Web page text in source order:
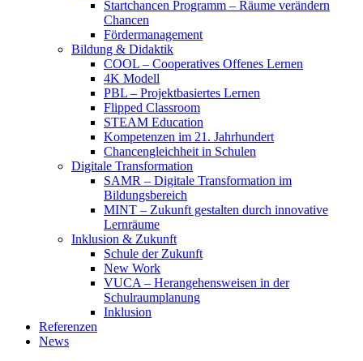
Startchancen Programm – Räume verändern
Chancen
Fördermanagement
Bildung & Didaktik
COOL – Cooperatives Offenes Lernen
4K Modell
PBL – Projektbasiertes Lernen
Flipped Classroom
STEAM Education
Kompetenzen im 21. Jahrhundert
Chancengleichheit in Schulen
Digitale Transformation
SAMR – Digitale Transformation im
Bildungsbereich
MINT – Zukunft gestalten durch innovative
Lernräume
Inklusion & Zukunft
Schule der Zukunft
New Work
VUCA – Herangehensweisen in der
Schulraumplanung
Inklusion
Referenzen
News